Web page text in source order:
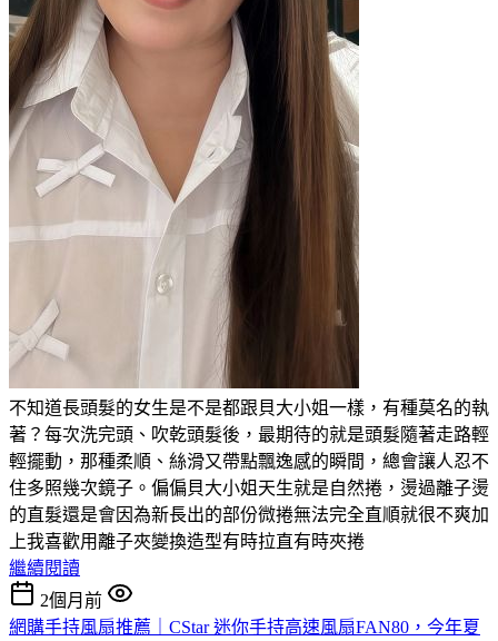
不知道長頭髮的女生是不是都跟貝大小姐一樣，有種莫名的執
著？每次洗完頭、吹乾頭髮後，最期待的就是頭髮隨著走路輕
輕擺動，那種柔順、絲滑又帶點飄逸感的瞬間，總會讓人忍不
住多照幾次鏡子。偏偏貝大小姐天生就是自然捲，燙過離子燙
的直髮還是會因為新長出的部份微捲無法完全直順就很不爽加
上我喜歡用離子夾變換造型有時拉直有時夾捲
繼續閱讀
2個月前
網購手持風扇推薦｜CStar 迷你手持高速風扇FAN80，今年夏